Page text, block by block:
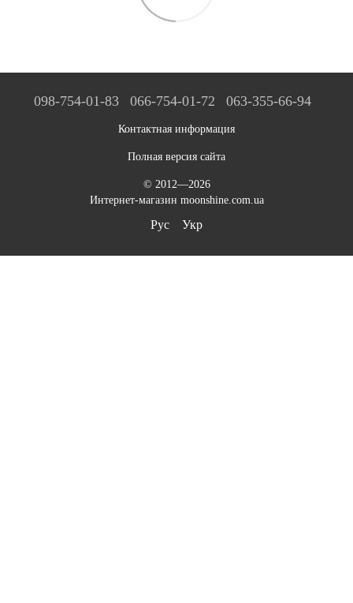
098-754-01-83 066-754-01-72 063-355-66-94
Контактная информация
Полная версия сайта
© 2012—2026
Интернет-магазин moonshine.com.ua
Рус Укр